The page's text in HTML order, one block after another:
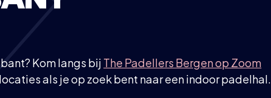
Kom langs bij The Padellers Bergen op Zoom
als je op zoek bent naar een indoor padelhal.